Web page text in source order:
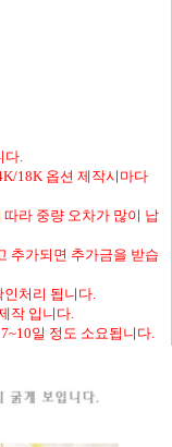
다.
18K 옵션 제작시마다
라 중량 오차가 많이 납
추가되면 추가금을 받습
처리 됩니다.
작 입니다.
일 정도 소요됩니다.